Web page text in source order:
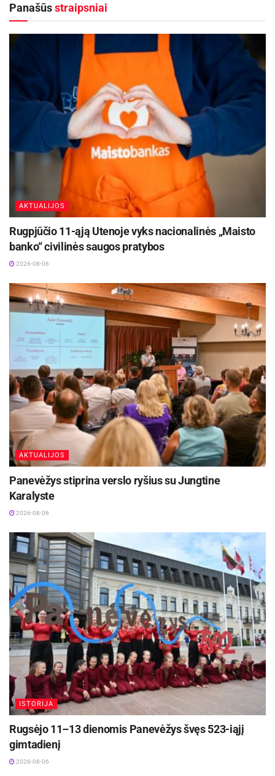
Panašūsstraipsniai
AKTUALIJOS
Rugpjūčio 11-ąją Utenoje vyks nacionalinės „Maisto
banko“ civilinės saugos pratybos
2026-08-06
AKTUALIJOS
Panevėžys stiprina verslo ryšius su Jungtine
Karalyste
2026-08-06
ISTORIJA
Rugsėjo 11–13 dienomis Panevėžys švęs 523-iąjį
gimtadienį
2026-08-06